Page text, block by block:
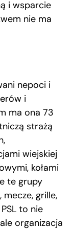
i wsparcie
nie ma
nepoci i
i
ma ona 73
strażą
wiejskiej
kołami
te grupy
grille,
to nie
organizacja